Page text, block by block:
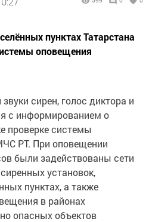
пунктах Татарстана
оповещения
сирен, голос диктора и
с информированием о
проверке системы
РТ. При оповещении
были задействованы сети
установок,
пунктах, а также
в районах
опасных объектов